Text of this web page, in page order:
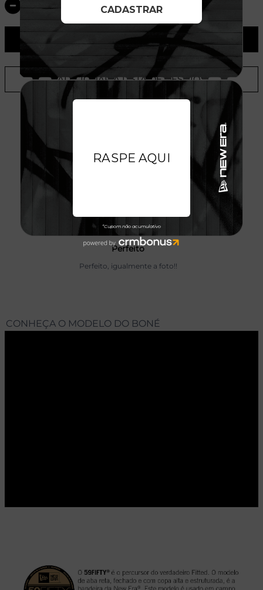
ADICIONAR AO CARRINHO
ADICIONAR A LISTA DE DESEJOS
AVALIAÇÕES DO PRODUTO
Gleydson Henrique
05/08/2024
Perfeito
Perfeito, igualmente a foto!!
CONHEÇA O MODELO DO BONÉ